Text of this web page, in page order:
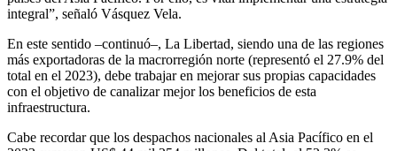
integral”, señaló Vásquez Vela.
En este sentido –continuó–, La Libertad, siendo una de las regiones
más exportadoras de la macrorregión norte (representó el 27.9% del
total en el 2023), debe trabajar en mejorar sus propias capacidades
con el objetivo de canalizar mejor los beneficios de esta
infraestructura.
Cabe recordar que los despachos nacionales al Asia Pacífico en el